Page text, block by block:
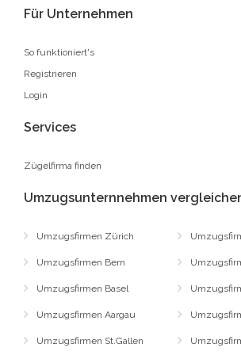
Für Unternehmen
So funktioniert's
Registrieren
Login
Services
Zügelfirma finden
Umzugsunternnehmen
Umzugsfirmen Zürich
Umzugsfirmen Bern
Umzugsfirmen Basel
Umzugsfirmen Aargau
Umzugsfirmen St.Gallen